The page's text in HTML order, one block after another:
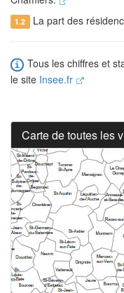
1.2 La part des
Tous les chiffres et
le site Insee.fr
Carte de toutes les